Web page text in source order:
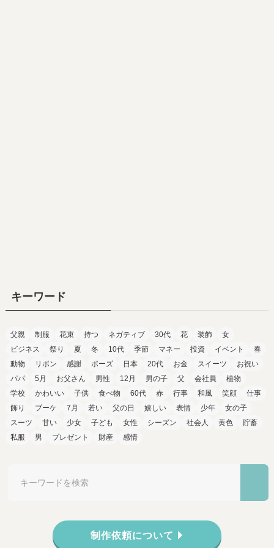
キーワード
父親 制服 花束 持つ ネガティブ 30代 花 装飾
女
ビジネス
祭り 夏 冬 10代 季節 マネー 投資 イベント
春
動物
リボン 感謝 ポーズ 日本 20代 お金 スイーツ
お祝い
パパ
5月 お父さん 男性 12月 男の子 父 会社員
植物
学校
かわいい 子供 食べ物 60代 赤 行事 和風 笑顔
仕事
飾り
ブーケ 7月 若い 父の日 嬉しい 表情 少年
女の子
スーツ
甘い 少女 子ども 女性 シーズン 社会人 黄色
貯蓄
私服
男 プレゼント 財産 感情
制作依頼について